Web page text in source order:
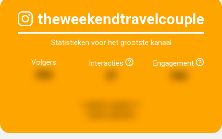
theweekendtravelcouple
Statistieken voor het grootste kanaal
Volgers
526
Interacties Engagement